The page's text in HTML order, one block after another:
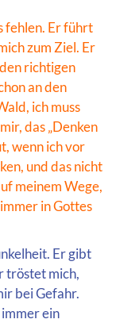
fehlen. Er führt
zum Ziel. Er
richtigen
an den
ich muss
das „Denken
wenn ich vor
und das nicht
meinem Wege,
in Gottes
Er gibt
tröstet mich,
bei Gefahr.
ein